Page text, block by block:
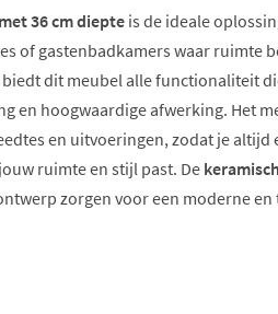
36 cm diepte is de ideale
of gastenbadkamers waar ruimte
dit meubel alle functionaliteit
en hoogwaardige afwerking. Het
en uitvoeringen, zodat je altijd
ruimte en stijl past. De
zorgen voor een moderne